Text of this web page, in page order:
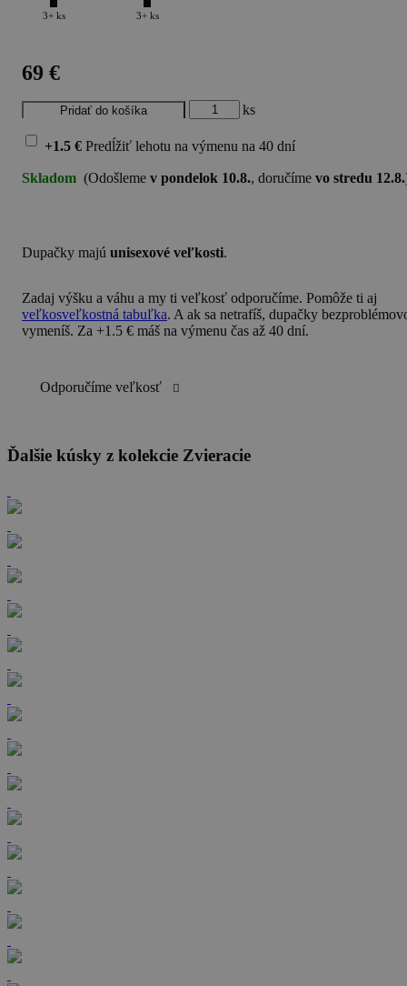
3+ ks 3+ ks
69 €
ks
+1.5 € Predĺžiť lehotu na výmenu na 40 dní
Skladom (Odošleme v pondelok 10.8., doručíme vo stredu 12.8.
Dupačky majú unisexové veľkosti.
Zadaj výšku a váhu a my ti veľkosť odporučíme. Pomôže ti aj
veľkosveľkostná tabuľka. A ak sa netrafíš, dupačky
vymeníš. Za +1.5 € máš na výmenu čas až 40 dní.
Odporučíme veľkosť
Ďalšie kúsky z kolekcie Zvieracie